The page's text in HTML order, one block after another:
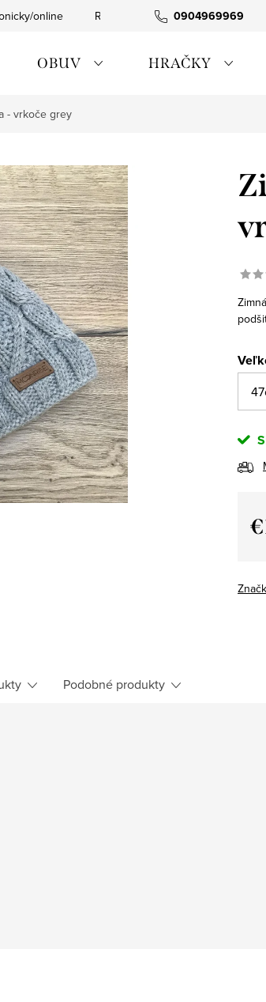
0904969969
online Rýchla expedícia Tovar
OBUV HRAČKY
- vrkoče grey
Podobné produkty